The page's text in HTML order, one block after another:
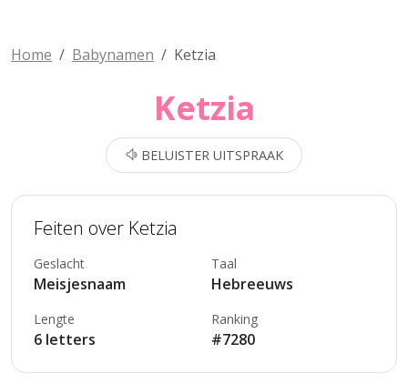
Home Babynamen Ketzia
Ketzia
BELUISTER UITSPRAAK
Feiten over Ketzia
Geslacht
Meisjesnaam
Taal
Hebreeuws
Lengte
6 letters
Ranking
#7280